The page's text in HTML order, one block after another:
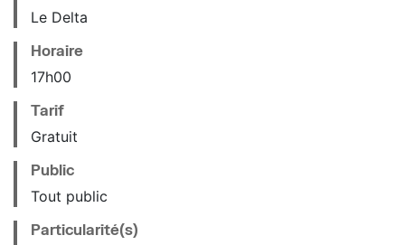
Le Delta
Horaire
17h00
Tarif
Gratuit
Public
Tout public
Particularité(s)